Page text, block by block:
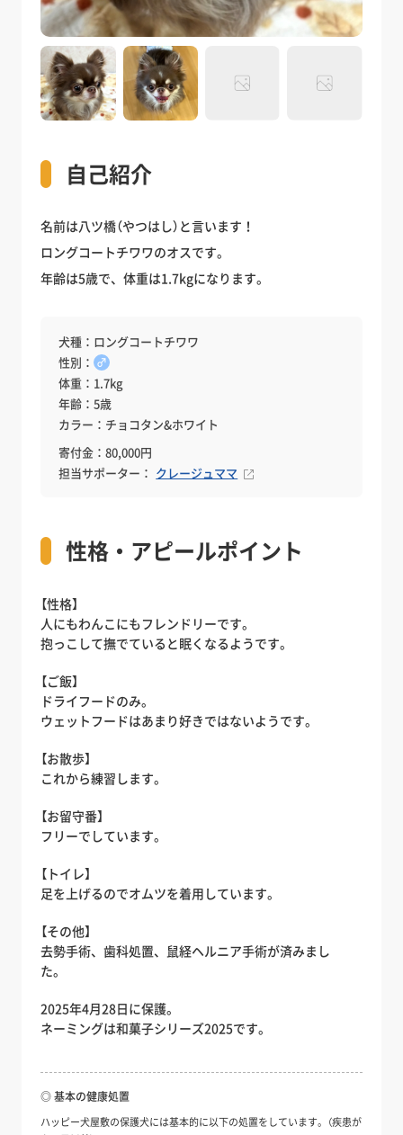
自己紹介
名前は八ツ橋（やつはし）と言います！
ロングコートチワワのオスです。
年齢は5歳で、体重は1.7kgになります。
犬種：ロングコートチワワ
性別： ♂
体重：1.7kg
年齢：5歳
カラー：チョコタン&ホワイト
寄付金：80,000円
担当サポーター： クレージュママ
性格・アピールポイント
【性格】
人にもわんこにもフレンドリーです。
抱っこして撫でていると眠くなるようです。
【ご飯】
ドライフードのみ。
ウェットフードはあまり好きではないようです。
【お散歩】
これから練習します。
【お留守番】
フリーでしています。
【トイレ】
足を上げるのでオムツを着用しています。
【その他】
去勢手術、歯科処置、鼠経ヘルニア手術が済みまし
た。
2025年4月28日に保護。
ネーミングは和菓子シリーズ2025です。
◎ 基本の健康処置
ハッピー犬屋敷の保護犬には基本的に以下の処置をしています。（疾患が